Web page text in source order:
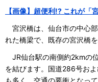
【画像】超便利!? これが「
宮沢橋は、仙台市の中心
れた橋梁で、既存の宮沢橋
JR仙台駅の南側約2kmの
を結びます。国道286号お
も多く、交通の要衝となって